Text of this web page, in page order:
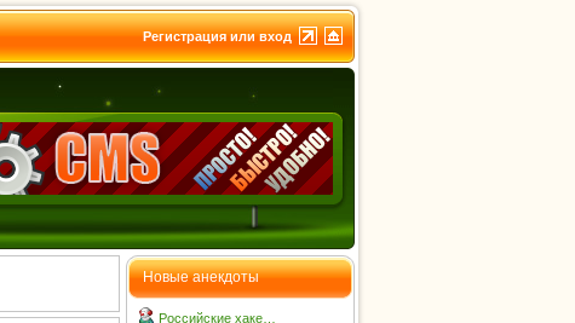
Регистрация или вход
Новые анекдоты
Российские хаке…